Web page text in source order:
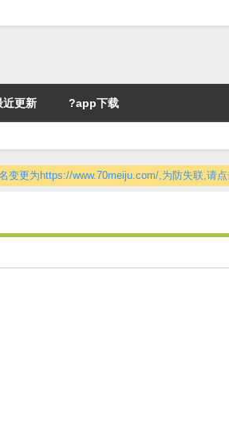
近更新 ?app下载
变更为https://www.70meiju.com/,为防失联,请